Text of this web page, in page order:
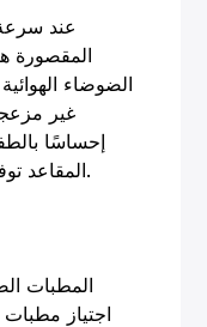
عند سرعة
المقصورة
الضوضاء
غير
إحساسًا
المقاعد.
اجتياز مطبات